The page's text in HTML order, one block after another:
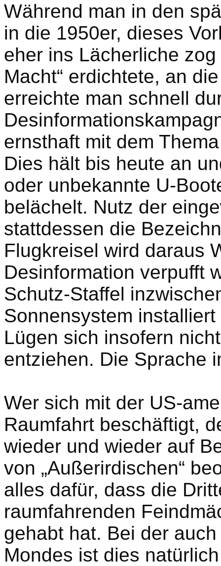
Während man in den
in die 1950er, dieses
eher ins Lächerliche
Macht“ erdichtete, an
erreichte man schnell
ernsthaft mit dem
Dies hält bis heute an
oder unbekannte U-
belächelt. Nutz der
stattdessen die
Flugkreisel wird daraus
Desinformation verpufft
Schutz-Staffel
Sonnensystem
Lügen sich insofern
entziehen. Die Sprache
Wer sich mit der US-
Raumfahrt beschäftigt,
wieder und wieder auf
von „Außerirdischen“
alles dafür, dass die
raumfahrenden
gehabt hat. Bei der
Mondes ist dies